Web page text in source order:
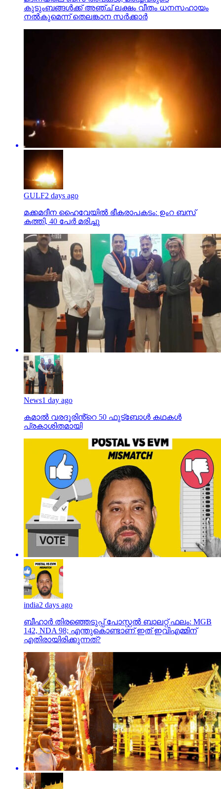
കുടുംബങ്ങള്‍ക്ക് അഞ്ച് ലക്ഷം വീതം ധനസഹായം
നല്‍കുമെന്ന് തെലങ്കാന സര്‍ക്കാര്‍
GULF2 days ago
മക്കമദീന ഹൈവേയില്‍ ഭീകരാപകടം: ഉംറ ബസ്
കത്തി, 40 പേര്‍ മരിച്ചു
News1 day ago
കമാൽ വരദൂരിൻ്റെ 50 ഫുട്ബോൾ കഥകൾ
പ്രകാശിതമായി
india2 days ago
ബീഹാർ തിരഞ്ഞെടുപ്പ് പോസ്റ്റൽ ബാലറ്റ് ഫലം: MGB
142, NDA 98; എന്തുകൊണ്ടാണ് ഇത് ഇവിഎമ്മിന്
എതിരായിരിക്കുന്നത്?